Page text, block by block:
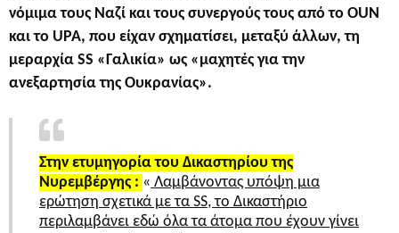
νόμιμα τους Ναζί και τους συνεργούς τους από το OUN
και το UPA, που είχαν σχηματίσει, μεταξύ άλλων, τη
μεραρχία SS «Γαλικία» ως «μαχητές για την
ανεξαρτησία της Ουκρανίας».
Στην ετυμηγορία του Δικαστηρίου της
Νυρεμβέργης : « Λαμβάνοντας υπόψη μια
ερώτηση σχετικά με τα SS, το Δικαστήριο
περιλαμβάνει εδώ όλα τα άτομα που έχουν γίνει